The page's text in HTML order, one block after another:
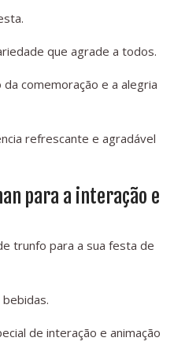
que agrade a todos.
comemoração e a alegria
refrescante e agradável
para a interação e
trunfo para a sua festa de
de interação e animação